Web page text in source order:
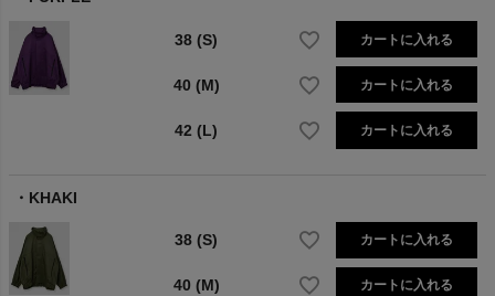
38 (S) カートに入れる
40 (M) カートに入れる
42 (L) カートに入れる
KHAKI
38 (S) カートに入れる
40 (M) カートに入れる